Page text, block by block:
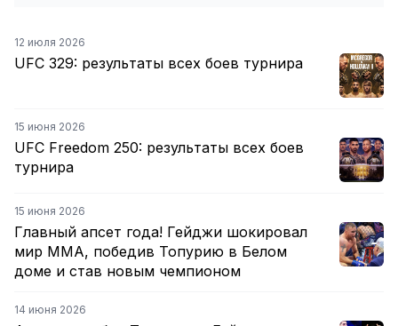
12 июля 2026
UFC 329: результаты всех боев турнира
15 июня 2026
UFC Freedom 250: результаты всех боев
турнира
15 июня 2026
Главный апсет года! Гейджи шокировал
мир ММА, победив Топурию в Белом
доме и став новым чемпионом
14 июня 2026